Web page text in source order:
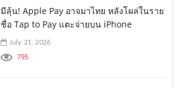
มีลุ้น! Apple Pay อาจมาไทย หลังโผล่ในราย
ชื่อ Tap to Pay แตะจ่ายบน iPhone
July 21, 2026
795